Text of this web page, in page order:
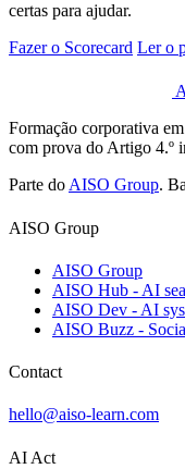
certas para ajudar.
Fazer o Scorecard Ler o
Formação corporativa
com prova do Artigo 4.º
Parte do AISO Group.
AISO Group
AISO Group
AISO Hub - AI
AISO Dev - AI
AISO Buzz -
Contact
hello@aiso-learn.com
AI Act